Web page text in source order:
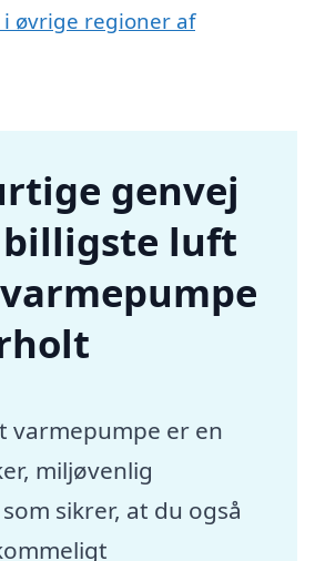
øvrige regioner af
genvej
luft
varmepumpe er en
miljøvenlig
sikrer, at du også